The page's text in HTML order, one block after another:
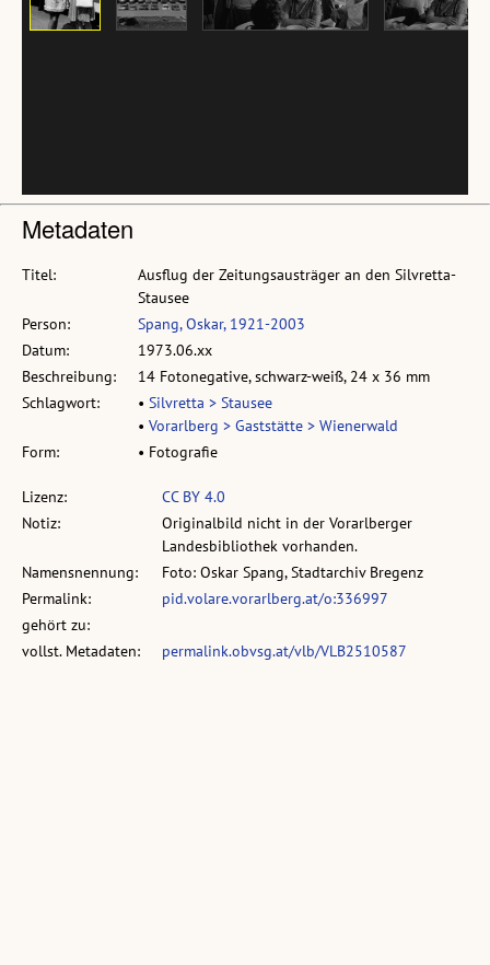
Metadaten
Titel:
Ausflug der Zeitungsausträger an den Silvretta-
Stausee
Person:
Spang, Oskar, 1921-2003
Datum:
1973.06.xx
Beschreibung:
14 Fotonegative, schwarz-weiß, 24 x 36 mm
Schlagwort:
• Silvretta > Stausee
• Vorarlberg > Gaststätte > Wienerwald
Form:
• Fotografie
Lizenz:
CC BY 4.0
Notiz:
Originalbild nicht in der Vorarlberger
Landesbibliothek vorhanden.
Namensnennung:
Foto: Oskar Spang, Stadtarchiv Bregenz
Permalink:
pid.volare.vorarlberg.at/o:336997
gehört zu:
vollst. Metadaten:
permalink.obvsg.at/vlb/VLB2510587